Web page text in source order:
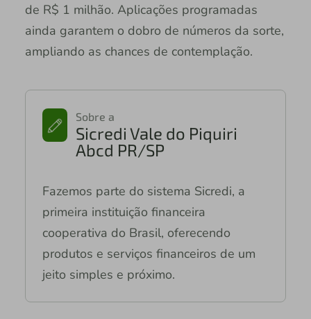
de R$ 1 milhão. Aplicações programadas
ainda garantem o dobro de números da sorte,
ampliando as chances de contemplação.
Sobre a
Sicredi Vale do Piquiri
Abcd PR/SP
Fazemos parte do sistema Sicredi, a
primeira instituição financeira
cooperativa do Brasil, oferecendo
produtos e serviços financeiros de um
jeito simples e próximo.